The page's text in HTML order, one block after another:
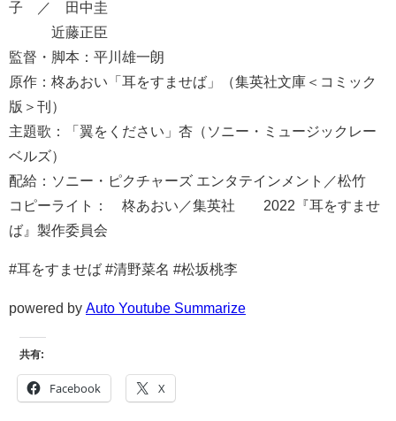
子 ／ 田中圭
近藤正臣
監督・脚本：平川雄一朗
原作：柊あおい「耳をすませば」（集英社文庫＜コミック
版＞刊）
主題歌：「翼をください」杏（ソニー・ミュージックレー
ベルズ）
配給：ソニー・ピクチャーズ エンタテインメント／松竹
コピーライト：©柊あおい／集英社 ©2022『耳をすませ
ば』製作委員会
#耳をすませば #清野菜名 #松坂桃李
powered by Auto Youtube Summarize
共有:
Facebook X